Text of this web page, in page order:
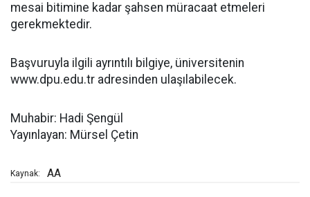
mesai bitimine kadar şahsen müracaat etmeleri
gerekmektedir.
Başvuruyla ilgili ayrıntılı bilgiye, üniversitenin
www.dpu.edu.tr adresinden ulaşılabilecek.
Muhabir: Hadi Şengül
Yayınlayan: Mürsel Çetin
Kaynak: AA